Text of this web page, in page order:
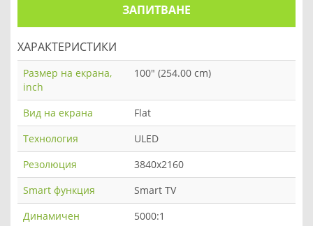
ЗАПИТВАНЕ
ХАРАКТЕРИСТИКИ
Размер на екрана,
inch
100" (254.00 cm)
Вид на екрана
Flat
Технология
ULED
Резолюция
3840x2160
Smart функция
Smart TV
Динамичен
5000:1